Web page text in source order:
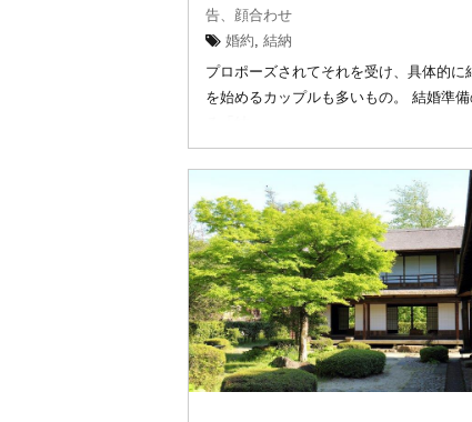
告、顔合わせ
婚約, 結納
プロポーズされてそれを受け、具体的に
を始めるカップルも多いもの。 結婚準